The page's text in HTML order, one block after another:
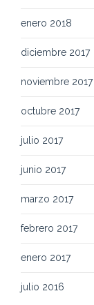
enero 2018
diciembre 2017
noviembre 2017
octubre 2017
julio 2017
junio 2017
marzo 2017
febrero 2017
enero 2017
julio 2016